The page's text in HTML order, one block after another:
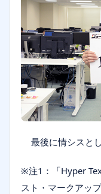
最後に情シスと
※注1：「Hyper
スト・マークアッ